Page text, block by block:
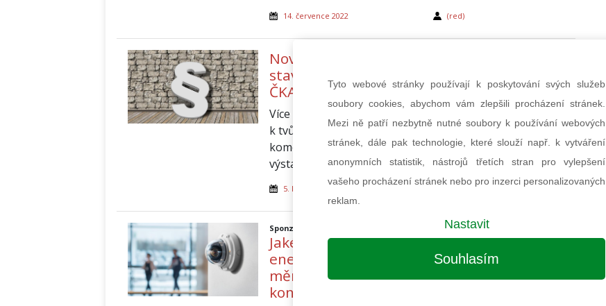
14. července 2022 (red)
Nový stavební zákon nesmí ohrozit kvalitu
staveb, apeluje na poslance a senátory
ČKAIT
Více než sto zásadních připomínek dosud vznesla směrem
k tvůrcům návrhu nového stavebního zákona Česká
komora autorizovaných inženýrů a techniků činných ve
výstavbě (ČKAIT).
5. května 2021
Sponzorovaný článek:
Jaké technologie použít k zabezpečení
energetických objektů a výrobních hal v
měnící se době? Připojte se 6. října na
konferenci Axis den 2020
Tyto webové stránky používají k poskytování svých služeb
soubory cookies, abychom vám zlepšili procházení stránek.
Mezi ně patří nezbytně nutné soubory k používání webových
stránek, dále pak technologie, které slouží např. k vytváření
anonymních statistik, nástrojů třetích stran pro vylepšení
vašeho procházení stránek nebo pro inzerci personalizovaných
reklam.
Nastavit
Souhlasím